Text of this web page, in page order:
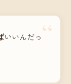
“
いいんだっ